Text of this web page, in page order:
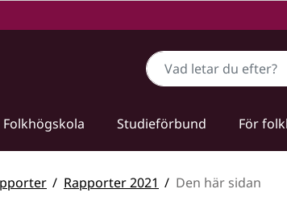
Sök
Folkhögskola Studieförbund För
Rapporter 2021 Den här sidan